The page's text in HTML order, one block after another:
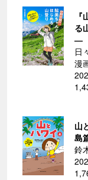
る
―
日
漫
山
島
鈴